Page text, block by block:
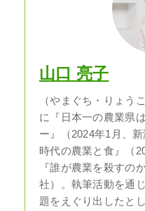
山口 亮子
（やまぐち・りょう
に『日本一の農業県
ー』（2024年1月、
時代の農業と食』（
『誰が農業を殺すの
社）。執筆活動を通
題をえぐり出したと